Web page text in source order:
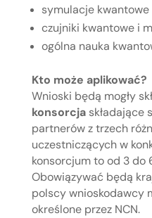
symulacje kwantowe
czujniki kwantowe i
ogólna nauka
Kto może aplikować?
Wnioski będą mogły
konsorcjaskładające
partnerów z trzech
uczestniczących w
konsorcjum to od 3 do
Obowiązywać będą
polscy wnioskodawcy
określone przez NCN.